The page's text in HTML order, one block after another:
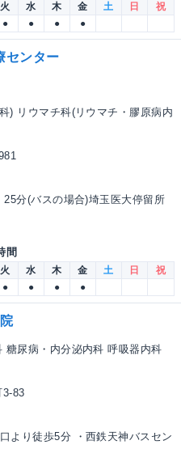
火 水 木 金 土 日
祝
● ● ● ●
センター
) リウマチ科(リウマチ・膠原病内
分(バスの場合)埼玉医大停留所
間
火 水 木 金 土 日
祝
● ● ● ●
糖尿病・内分泌内科 呼吸器内科
3-83
より徒歩5分 ・西鉄天神バスセン